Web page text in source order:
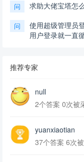
问 求助大佬宝塔怎
问
使用超级管理员
用户登录就一直
推荐专家
null
2个答案 0次被
yuanxiaotian
37个答案 6次